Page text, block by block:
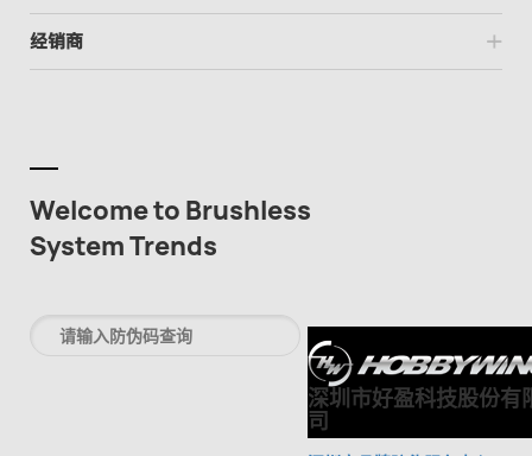
经销商
Welcome to Brushless
System Trends
深圳市好盈科技股份有
司